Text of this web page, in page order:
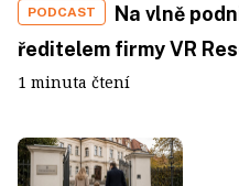
PODCAST
Na vlně
ředitelem firmy VR
1 minuta čtení